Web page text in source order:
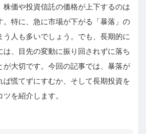
株価や投資信託の価格が上下するのは
。特に、急に市場が下がる「暴落」の
う人も多いでしょう。でも、長期的に
は、目先の変動に振り回されずに落ち
が大切です。今回の記事では、暴落が
ば慌てずにすむか、そして長期投資を
を紹介します。